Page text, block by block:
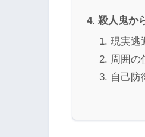
殺人鬼か
現実逃
周囲の
自己防